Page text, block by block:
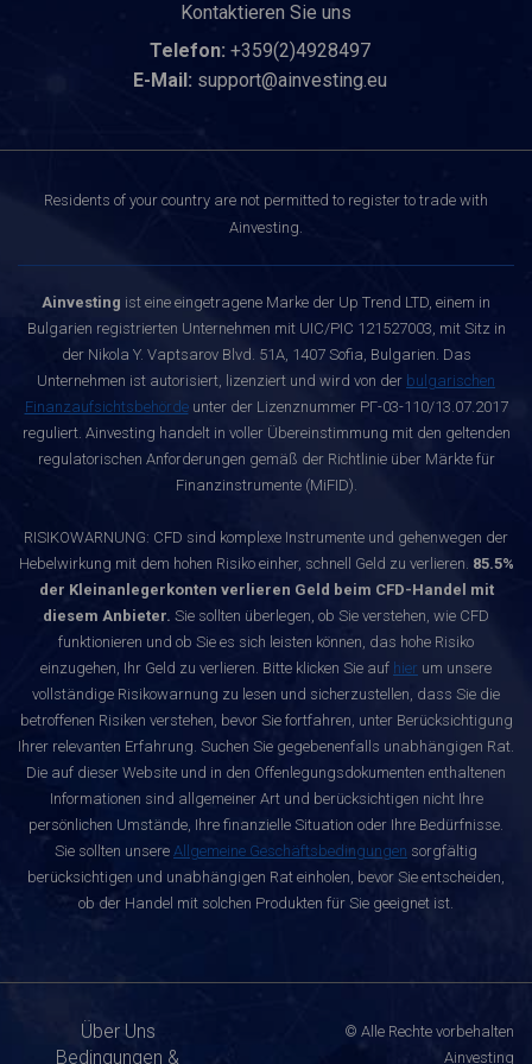
Kontaktieren Sie uns
Telefon: +359(2)4928497
E-Mail: support@ainvesting.eu
Residents of your country are not permitted to register to trade with
Ainvesting.
Ainvesting ist eine eingetragene Marke der Up Trend LTD, einem in
Bulgarien registrierten Unternehmen mit UIC/PIC 121527003, mit Sitz in
der Nikola Y. Vaptsarov Blvd. 51A, 1407 Sofia, Bulgarien. Das
Unternehmen ist autorisiert, lizenziert und wird von der bulgarischen
Finanzaufsichtsbehördeunter der Lizenznummer РГ-03-110/13.07.2017
reguliert. Ainvesting handelt in voller Übereinstimmung mit den geltenden
regulatorischen Anforderungen gemäß der Richtlinie über Märkte für
Finanzinstrumente (MiFID).
RISIKOWARNUNG: CFD sind komplexe Instrumente und gehenwegen der
Hebelwirkung mit dem hohen Risiko einher, schnell Geld zu verlieren. 85.5%
der Kleinanlegerkonten verlieren Geld beim CFD-Handel mit
diesem Anbieter. Sie sollten überlegen, ob Sie verstehen, wie CFD
funktionieren und ob Sie es sich leisten können, das hohe Risiko
einzugehen, Ihr Geld zu verlieren. Bitte klicken Sie auf hier um unsere
vollständige Risikowarnung zu lesen und sicherzustellen, dass Sie die
betroffenen Risiken verstehen, bevor Sie fortfahren, unter Berücksichtigung
Ihrer relevanten Erfahrung. Suchen Sie gegebenenfalls unabhängigen Rat.
Die auf dieser Website und in den Offenlegungsdokumenten enthaltenen
Informationen sind allgemeiner Art und berücksichtigen nicht Ihre
persönlichen Umstände, Ihre finanzielle Situation oder Ihre Bedürfnisse.
Sie sollten unsere Allgemeine Geschäftsbedingungen sorgfältig
berücksichtigen und unabhängigen Rat einholen, bevor Sie entscheiden,
ob der Handel mit solchen Produkten für Sie geeignet ist.
Über Uns
Bedingungen &
© Alle Rechte vorbehalten
Ainvesting